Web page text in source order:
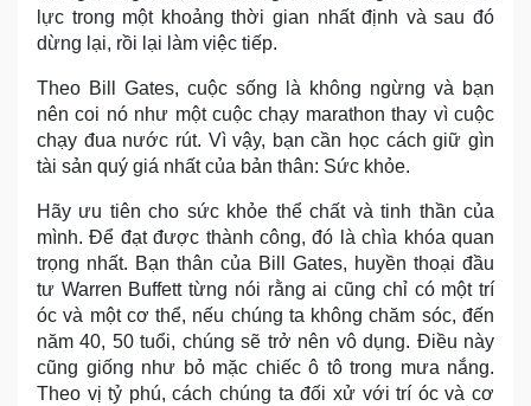
lực trong một khoảng thời gian nhất định và sau đó
dừng lại, rồi lại làm việc tiếp.
Theo Bill Gates, cuộc sống là không ngừng và bạn
nên coi nó như một cuộc chạy marathon thay vì cuộc
chạy đua nước rút. Vì vậy, bạn cần học cách giữ gìn
tài sản quý giá nhất của bản thân: Sức khỏe.
Hãy ưu tiên cho sức khỏe thể chất và tinh thần của
mình. Để đạt được thành công, đó là chìa khóa quan
trọng nhất. Bạn thân của Bill Gates, huyền thoại đầu
tư Warren Buffett từng nói rằng ai cũng chỉ có một trí
óc và một cơ thể, nếu chúng ta không chăm sóc, đến
năm 40, 50 tuổi, chúng sẽ trở nên vô dụng. Điều này
cũng giống như bỏ mặc chiếc ô tô trong mưa nắng.
Theo vị tỷ phú, cách chúng ta đối xử với trí óc và cơ